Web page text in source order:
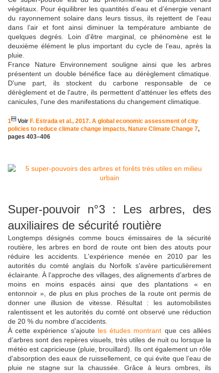
végétaux. Pour équilibrer les quantités d’eau et d’énergie venant
du rayonnement solaire dans leurs tissus, ils rejettent de l’eau
dans l’air et font ainsi diminuer la température ambiante de
quelques degrés. Loin d’être marginal, ce phénomène est le
deuxième élément le plus important du cycle de l’eau, après la
pluie.
France Nature Environnement souligne ainsi que les arbres
présentent un double bénéfice face au dérèglement climatique.
D'une part, ils stockent du carbone responsable de ce
dérèglement et de l'autre, ils permettent d'atténuer les effets des
canicules, l'une des manifestations du changement climatique.
1 Voir F. Estrada et al., 2017. A global economic assessment of city
policies to reduce climate change impacts, Nature Climate Change 7,
pages 403–406
Super-pouvoir n°3 : Les arbres, des
auxiliaires de sécurité routière
Longtemps désignés comme boucs émissaires de la sécurité
routière, les arbres en bord de route ont bien des atouts pour
réduire les accidents. L'expérience menée en 2010 par les
autorités du comté anglais du Norfolk s'avère particulièrement
éclairante. À l’approche des villages, des alignements d’arbres de
moins en moins espacés ainsi que des plantations « en
entonnoir », de plus en plus proches de la route ont permis de
donner une illusion de vitesse. Résultat : les automobilistes
ralentissent et les autorités du comté ont observé une réduction
de 20 % du nombre d’accidents.
À cette expérience s'ajoute les études montrant que ces allées
d’arbres sont des repères visuels, très utiles de nuit ou lorsque la
météo est capricieuse (pluie, brouillard). Ils ont également un rôle
d'absorption des eaux de ruissellement, ce qui évite que l’eau de
pluie ne stagne sur la chaussée. Grâce à leurs ombres, ils